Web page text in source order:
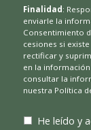
Finalidad:
enviarle la
Consentimiento
cesiones si
rectificar y
en la
consultar la
nuestra Política
He leído y